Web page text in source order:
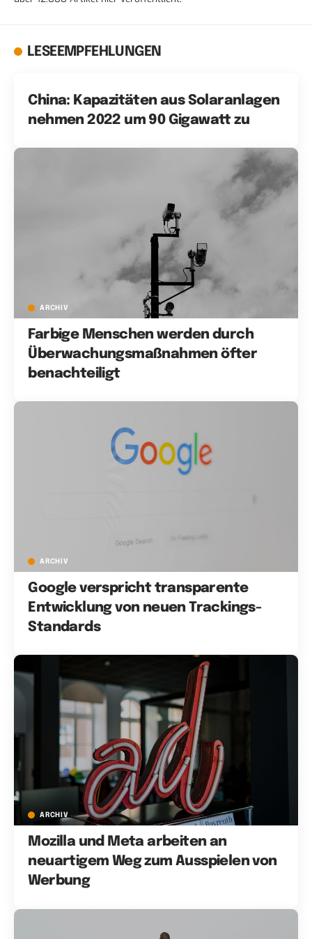
LESEEMPFEHLUNGEN
China: Kapazitäten aus Solaranlagen
nehmen 2022 um 90 Gigawatt zu
ARCHIV
Farbige Menschen werden durch
Überwachungsmaßnahmen öfter
benachteiligt
ARCHIV
Google verspricht transparente
Entwicklung von neuen Trackings-
Standards
ARCHIV
Mozilla und Meta arbeiten an
neuartigem Weg zum Ausspielen von
Werbung